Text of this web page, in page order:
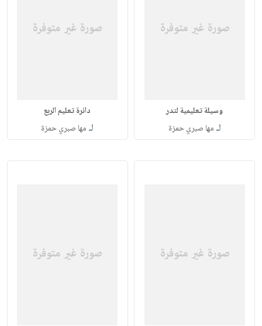
وسيلة تعليمية لتدر
لـ مها صبري حمزة
دائرة تعليم الربع
لـ مها صبري حمزة